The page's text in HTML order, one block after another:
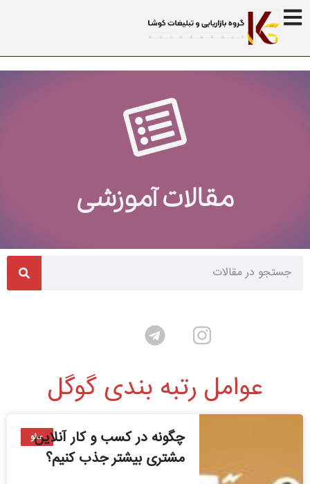
مقالات آموزشی
عوامل رتبه بندی گوگل
سئو
چگونه در کسب و کار آنلاین
مشتری بیشتر جذب کنیم؟